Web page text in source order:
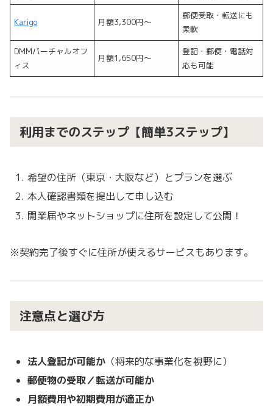
Karigo 月額3,300円〜
郵便受取・転送にも
柔軟
DMMバーチャルオフ
ィス
月額1,650円〜
登記・郵便・電話対
応も可能
利用までのステップ【簡単3ステップ】
希望の住所（東京・大阪など）とプランを選ぶ
本人確認書類を提出して申し込む
開業届やネットショップに住所を設定して公開！
※契約完了後すぐに住所が使えるサービスもあります。
注意点と選び方
法人登記が可能か （将来的な事業化を視野に）
郵便物の受取／転送が可能か
月額費用や初期費用が適正か